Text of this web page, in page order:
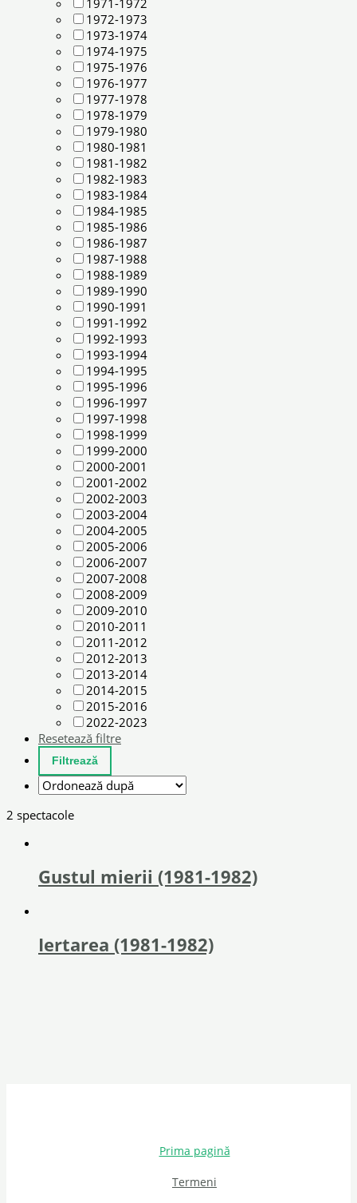
1971-1972
1972-1973
1973-1974
1974-1975
1975-1976
1976-1977
1977-1978
1978-1979
1979-1980
1980-1981
1981-1982
1982-1983
1983-1984
1984-1985
1985-1986
1986-1987
1987-1988
1988-1989
1989-1990
1990-1991
1991-1992
1992-1993
1993-1994
1994-1995
1995-1996
1996-1997
1997-1998
1998-1999
1999-2000
2000-2001
2001-2002
2002-2003
2003-2004
2004-2005
2005-2006
2006-2007
2007-2008
2008-2009
2009-2010
2010-2011
2011-2012
2012-2013
2013-2014
2014-2015
2015-2016
2022-2023
Resetează filtre
2 spectacole
Gustul mierii (1981-1982)
Iertarea (1981-1982)
Prima pagină
Termeni